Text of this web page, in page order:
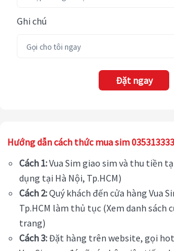
Ghi chú
Đặt ngay
Hướng dẫn cách thức mua sim
Cách 1:Vua Sim giao sim và thu tiền
dụng tại Hà Nội, Tp.HCM)
Cách 2:Quý khách đến cửa hàng Vua
Tp.HCM làm thủ tục (Xem danh sách
trang)
Cách 3:Đặt hàng trên website, gọi